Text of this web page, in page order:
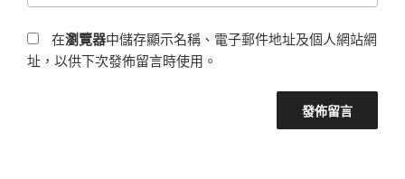
在瀏覽器中儲存顯示名稱、電子郵件地址及個人網站網
址，以供下次發佈留言時使用。